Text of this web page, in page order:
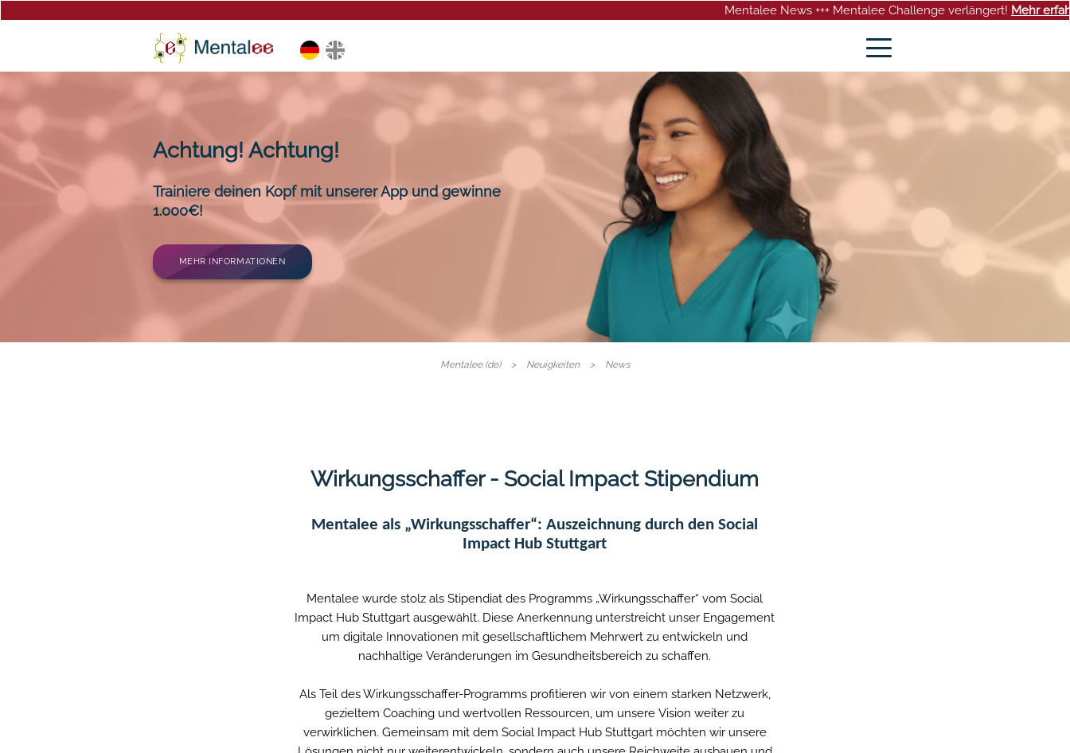
Mentalee News +++ Mentalee Challenge verlängert! Mehr erfahren+++
Mentalee (de) Neuigkeiten News
Wirkungsschaffer - Social Impact Stipendium
Mentalee als „Wirkungsschaffer“: Auszeichnung durch den Social
Impact Hub Stuttgart
Mentalee wurde stolz als Stipendiat des Programms „Wirkungsschaffer“ vom Social
Impact Hub Stuttgart ausgewählt. Diese Anerkennung unterstreicht unser Engagement
um digitale Innovationen mit gesellschaftlichem Mehrwert zu entwickeln und
nachhaltige Veränderungen im Gesundheitsbereich zu schaffen.
Als Teil des Wirkungsschaffer-Programms profitieren wir von einem starken Netzwerk,
gezieltem Coaching und wertvollen Ressourcen, um unsere Vision weiter zu
verwirklichen. Gemeinsam mit dem Social Impact Hub Stuttgart möchten wir unsere